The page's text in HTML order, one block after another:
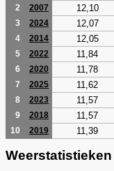
2 2007 12,10
3 2024 12,07
4 2014 12,05
5 2022 11,84
6 2020 11,78
7 2025 11,62
8 2023 11,57
9 2018 11,57
10 2019 11,39
Weerstatistieken